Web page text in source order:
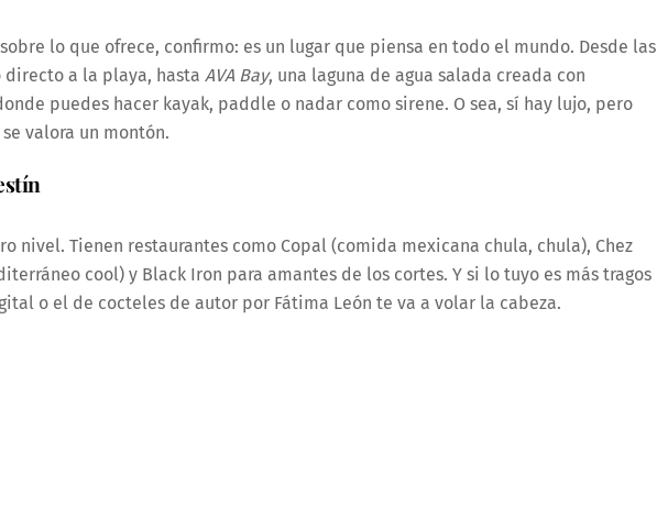
lo que ofrece, confirmo: es un lugar que piensa en todo el mundo. Desde las
directo a la playa, hasta AVA Bay, una laguna de agua salada creada con
puedes hacer kayak, paddle o nadar como sirene. O sea, sí hay lujo, pero
valora un montón.
nivel. Tienen restaurantes como Copal (comida mexicana chula, chula), Chez
cool) y Black Iron para amantes de los cortes. Y si lo tuyo es más tragos
o el de cocteles de autor por Fátima León te va a volar la cabeza.